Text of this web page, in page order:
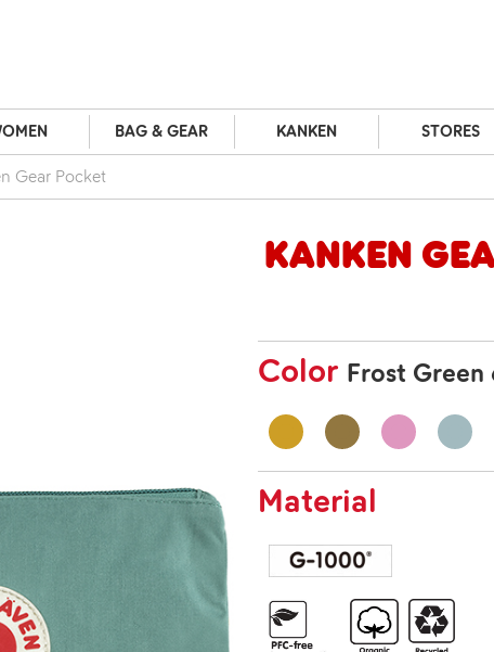
BAG & GEAR KANKEN STORES
Gear Pocket
Kanken
Color Frost Green
Material